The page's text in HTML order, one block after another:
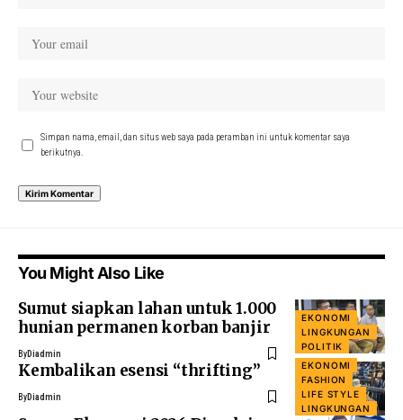
Simpan nama, email, dan situs web saya pada peramban ini untuk komentar saya
berikutnya.
You Might Also Like
EKONOMI
LINGKUNGAN
POLITIK
Sumut siapkan lahan untuk 1.000
hunian permanen korban banjir
ByDiadmin
EKONOMI
FASHION
LIFE STYLE
LINGKUNGAN
Kembalikan esensi “thrifting”
ByDiadmin